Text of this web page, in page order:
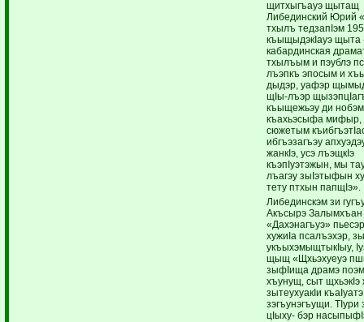
щитхыгъауэ щытащ
Либединский Юрий
тхылъ тедзапIэм
къыщыдэкIауэ щыта
кабардинская
тхылъым и пэублэ
лъэпкъ эпосым и
дыдэр, уафэр
щIы-лъэр
къыщежьэу ди нобэм
къахьэсыфа мифыр,
сюжетым
ибгъэзагъэу
жанкIэ, усэ лъэщкIэ
къэпIуэтэжын, мы
лъагэу зыIэтыфын
тету птхын папщIэ».
Либединскэм зи
Акъсырэ Залымхъан
«Дахэнагъуэ»
хужиIа псалъэхэр,
укъыхэмыщтыкIыу,
щыщ «Щхьэхуеуэ
зыфIища драмэ
хъунущ, сыт щхьэкIэ
зытеухуакIи
зэгъунэгъущи. ТIури
цIыху- бэр